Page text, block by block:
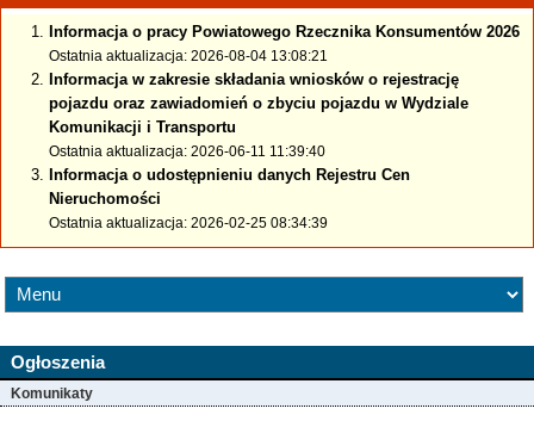
Informacja o pracy Powiatowego Rzecznika Konsumentów 2026
Ostatnia aktualizacja: 2026-08-04 13:08:21
Informacja w zakresie składania wniosków o rejestrację
pojazdu oraz zawiadomień o zbyciu pojazdu w Wydziale
Komunikacji i Transportu
Ostatnia aktualizacja: 2026-06-11 11:39:40
Informacja o udostępnieniu danych Rejestru Cen
Nieruchomości
Ostatnia aktualizacja: 2026-02-25 08:34:39
Ogłoszenia
Komunikaty